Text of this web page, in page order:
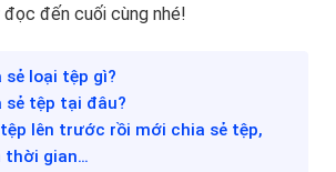
đọc đến cuối cùng nhé!
sẻ loại tệp gì?
sẻ tệp tại đâu?
tệp lên trước rồi mới chia sẻ tệp,
thời gian…